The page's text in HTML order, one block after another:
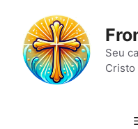
conteúdo
Seu
Cristo